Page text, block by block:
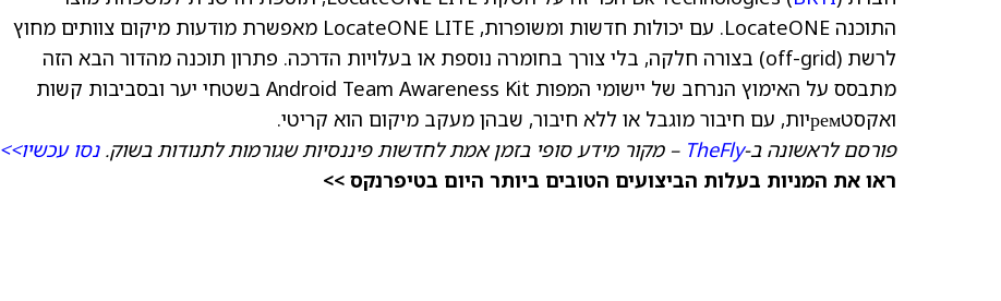
התוכנה LocateONE. עם יכולות חדשות ומשופרות, LocateONE LITE מאפשרת מודעות מיקום צוותים מחוץ
לרשת (off-grid) בצורה חלקה, בלי צורך בחומרה נוספת או בעלויות הדרכה. פתרון תוכנה מהדור הבא הזה
מתבסס על האימוץ הנרחב של יישומי המפות Android Team Awareness Kit בשטחי יער ובסביבות קשות
ואקסטремיות, עם חיבור מוגבל או ללא חיבור, שבהן מעקב מיקום הוא קריטי.
פורסם לראשונה ב-TheFly – מקור מידע סופי בזמן אמת לחדשות פיננסיות שגורמות לתנודות בשוק.נסו עכשיו>>
ראו את המניות בעלות הביצועים הטובים ביותר היום בטיפרנקס >>